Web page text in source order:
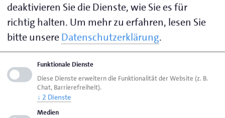
Seite empfehlen
Seite drucken
aktualisiert am 13. Feb. 2017
HWK Bremen Ansprechpartner
Bereiche
Abfallberatung / Abfallwirtschaft
deaktivieren Sie die Dienste, wie Sie es für
richtig halten. Um mehr zu erfahren, lesen Sie
bitte unsereDatenschutzerklärung.
Funktionale Dienste
Diese Dienste erweitern die Funktionalität der Website (z. B.
Chat, Barrierefreiheit).
↓ 2 Dienste
Medien